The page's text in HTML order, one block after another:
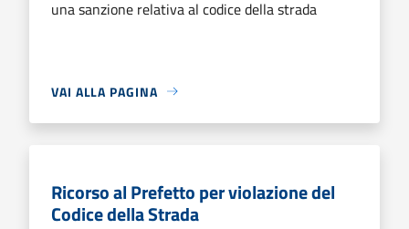
una sanzione relativa al codice della strada
VAI ALLA PAGINA
Ricorso al Prefetto per violazione del
Codice della Strada